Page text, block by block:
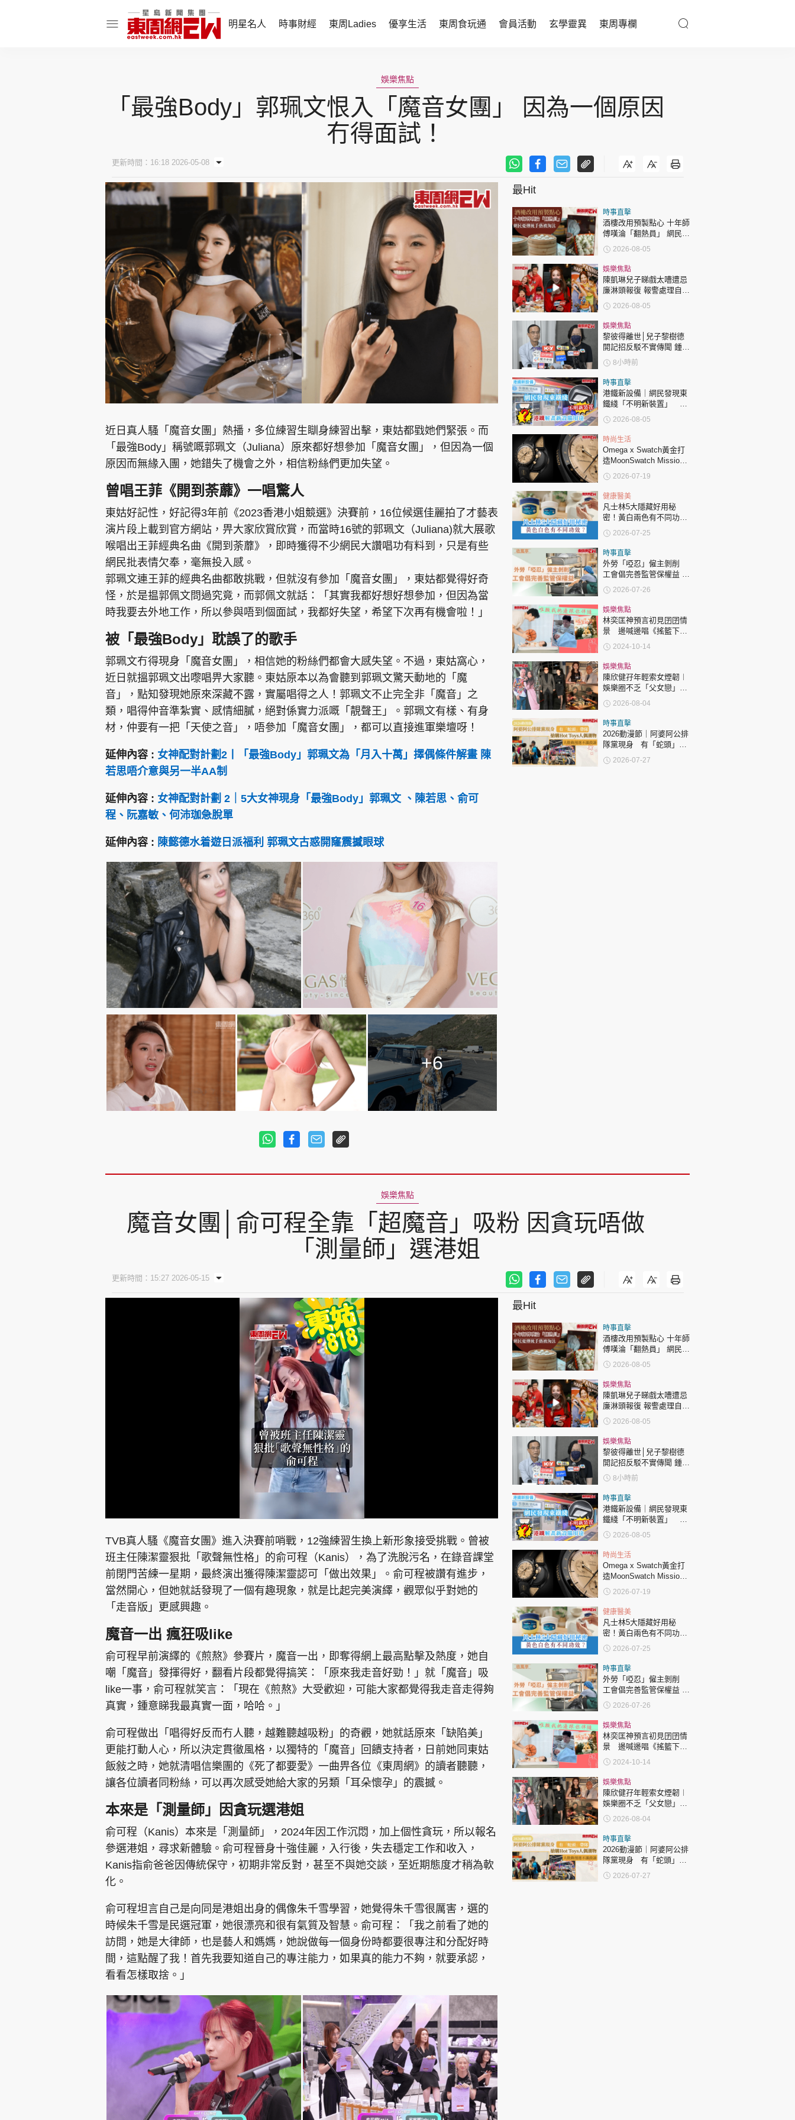
明星名人 時事財經 東周Ladies 優享生活 東周食玩通 會員活動 玄學靈異 東周專欄
話題人物 財經智庫 時尚生活
健康醫美
親子天地
東周食玩通 會員活動
東周JETSO
玄學靈異
東勝運程
智富天下 李居明
神機妙算 李丞責
緣來有理 麥玲玲
鬼靈精怪 威師兄
娛樂名人
文化藝術
時政財經
健康生活
飲食旅遊
集團旗下品牌
東周刊 cazbuyer 東Touch PCM 電腦廣場 星島頭條 星島日報 頭條日報 星島環球 The Standard 親子王
Oh!爸媽 JobMarket 頭條搵工 EDUPLUS
關於我們 聯絡我們 隱私政策聲明 使用條款 版權及免責聲明 Copyright © 東周網 版權所有 . 不得轉載 ©Eastweek.com.hk. All rights reserved.
娛樂焦點
「最強Body」郭珮文恨入「魔音女團」 因為一個原因
冇得面試！
更新時間：16:18 2026-05-08
近日真人騷「魔音女團」熱播，多位練習生瞓身練習出擊，東姑都戥她們緊張。而
「最強Body」稱號嘅郭珮文（Juliana）原來都好想參加「魔音女團」，但因為一個
原因而無緣入團，她錯失了機會之外，相信粉絲們更加失望。
曾唱王菲《開到荼蘼》一唱驚人
東姑好記性，好記得3年前《2023香港小姐競選》決賽前，16位候選佳麗拍了才藝表
演片段上載到官方網站，畀大家欣賞欣賞，而當時16號的郭珮文（Juliana)就大展歌
喉唱出王菲經典名曲《開到荼蘼》，即時獲得不少網民大讚唱功有料到，只是有些
網民批表情欠奉，毫無投入感。
郭珮文連王菲的經典名曲都敢挑戰，但就沒有參加「魔音女團」，東姑都覺得好奇
怪，於是揾郭佩文問過究竟，而郭佩文就話：「其實我都好想好想參加，但因為當
時我要去外地工作，所以參與唔到個面試，我都好失望，希望下次再有機會啦！」
被「最強Body」耽誤了的歌手
郭珮文冇得現身「魔音女團」，相信她的粉絲們都會大感失望。不過，東姑窩心，
近日就搵郭珮文出嚟唱畀大家聽。東姑原本以為會聽到郭珮文驚天動地的「魔
音」，點知發現她原來深藏不露，實屬唱得之人！郭珮文不止完全非「魔音」之
類，唱得仲音準紮實、感情細膩，絕對係實力派嘅「靚聲王」。郭珮文有樣、有身
材，仲要有一把「天使之音」，唔參加「魔音女團」，都可以直接進軍樂壇呀！
延伸內容 : 女神配對計劃2丨「最強Body」郭珮文為「月入十萬」擇偶條件解畫 陳
若思唔介意與另一半AA制
延伸內容 : 女神配對計劃 2｜5大女神現身「最強Body」郭珮文 、陳若思、俞可
程、阮嘉敏、何沛珈急脫單
延伸內容 : 陳懿德水着遊日派福利 郭珮文古惑開窿震撼眼球
+6
最Hit
時事直擊
酒樓改用預製點心 十年師
傅嘆淪「翻熱員」 網民憂
傳統手藝被淘汰
2026-08-05
娛樂焦點
陳凱琳兒子睇戲太嘈遭忌
廉淋頭報復 報警處理自責
護子不力 歐錦棠陳倩揚齊
表態「媽媽有責任」
2026-08-05
娛樂焦點
黎彼得離世│兒子黎樹德
開記招反駁不實傳聞 鍾志
光代好友澄清：冇經濟問
題
8小時前
時事直擊
港鐵新設備｜網民發現東
鐵綫「不明新裝置」 港
鐵解畫新設備用途
2026-08-05
時尚生活
Omega x Swatch黃金打
造MoonSwatch Mission
to the Moon 1969！要答
啱32條問題先買到？
2026-07-19
健康醫美
凡士林5大隱藏好用秘
密！黃白兩色有不同功
效？
2026-07-25
時事直擊
外勞「啞忍」僱主剝削
工會倡完善監管保權益 |
收風亭
2026-07-26
娛樂焦點
林奕匡神預言初見囝囝情
景 邊喊邊唱《搖籃下的
歌》
2024-10-14
娛樂焦點
陳欣健孖年輕索女煙韌︱
娛樂圈不乏「父女戀」
「爺孫戀」 年齡差距最大
達51歲 最受矚目有李龍
基謝賢
2026-08-04
時事直擊
2026動漫節｜阿婆阿公排
隊黨現身 有「蛇頭」帶
隊 搶購Hot Toys人偶潮
物 大批動漫迷不滿鼓譟
2026-07-27
娛樂焦點
魔音女團│俞可程全靠「超魔音」吸粉 因貪玩唔做
「測量師」選港姐
更新時間：15:27 2026-05-15
n
t
e
o
4
5
6
6
TVB真人騷《魔音女團》進入決賽前哨戰，12強練習生換上新形象接受挑戰。曾被
班主任陳潔靈狠批「歌聲無性格」的俞可程（Kanis），為了洗脫污名，在錄音課堂
前閉門苦練一星期，最終演出獲得陳潔靈認可「做出效果」。俞可程被讚有進步，
當然開心，但她就話發現了一個有趣現象，就是比起完美演繹，觀眾似乎對她的
「走音版」更感興趣。
魔音一出 瘋狂吸like
俞可程早前演繹的《煎熬》參賽片，魔音一出，即奪得網上最高點擊及熱度，她自
嘲「魔音」發揮得好，翻看片段都覺得搞笑：「原來我走音好勁！」就「魔音」吸
like一事，俞可程就笑言：「現在《煎熬》大受歡迎，可能大家都覺得我走音走得夠
真實，鍾意睇我最真實一面，哈哈。」
俞可程做出「唱得好反而冇人聽，越難聽越吸粉」的奇觀，她就話原來「缺陷美」
更能打動人心，所以決定貫徹風格，以獨特的「魔音」回饋支持者，日前她同東姑
飯敍之時，她就清唱信樂團的《死了都要愛》一曲畀各位《東周網》的讀者聽聽，
讓各位讀者同粉絲，可以再次感受她給大家的另類「耳朵懷孕」的震撼。
本來是「測量師」因貪玩選港姐
俞可程（Kanis）本來是「測量師」，2024年因工作沉悶，加上個性貪玩，所以報名
參選港姐，尋求新體驗。俞可程晉身十強佳麗，入行後，失去穩定工作和收入，
Kanis指俞爸爸因傳統保守，初期非常反對，甚至不與她交談，至近期態度才稍為軟
化。
俞可程坦言自己是向同是港姐出身的偶像朱千雪學習，她覺得朱千雪很厲害，選的
時候朱千雪是民選冠軍，她很漂亮和很有氣質及智慧。俞可程：「我之前看了她的
訪問，她是大律師，也是藝人和媽媽，她說做每一個身份時都要很專注和分配好時
間，這點醒了我！首先我要知道自己的專注能力，如果真的能力不夠，就要承認，
看看怎樣取捨。」
最Hit
時事直擊
酒樓改用預製點心 十年師
傅嘆淪「翻熱員」 網民憂
傳統手藝被淘汰
2026-08-05
娛樂焦點
陳凱琳兒子睇戲太嘈遭忌
廉淋頭報復 報警處理自責
護子不力 歐錦棠陳倩揚齊
表態「媽媽有責任」
2026-08-05
娛樂焦點
黎彼得離世│兒子黎樹德
開記招反駁不實傳聞 鍾志
光代好友澄清：冇經濟問
題
8小時前
時事直擊
港鐵新設備｜網民發現東
鐵綫「不明新裝置」 港
鐵解畫新設備用途
2026-08-05
時尚生活
Omega x Swatch黃金打
造MoonSwatch Mission
to the Moon 1969！要答
啱32條問題先買到？
2026-07-19
健康醫美
凡士林5大隱藏好用秘
密！黃白兩色有不同功
效？
2026-07-25
時事直擊
外勞「啞忍」僱主剝削
工會倡完善監管保權益 |
收風亭
2026-07-26
娛樂焦點
林奕匡神預言初見囝囝情
景 邊喊邊唱《搖籃下的
歌》
2024-10-14
娛樂焦點
陳欣健孖年輕索女煙韌︱
娛樂圈不乏「父女戀」
「爺孫戀」 年齡差距最大
達51歲 最受矚目有李龍
基謝賢
2026-08-04
時事直擊
2026動漫節｜阿婆阿公排
隊黨現身 有「蛇頭」帶
隊 搶購Hot Toys人偶潮
物 大批動漫迷不滿鼓譟
2026-07-27